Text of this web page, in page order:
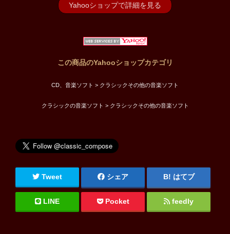
Yahooショップで詳細を見る
この商品のYahooショップカテゴリ
CD、音楽ソフト > クラシックその他の音楽ソフト
クラシックの音楽ソフト > クラシックその他の音楽ソフト
Tweet シェア はてブ
LINE Pocket feedly